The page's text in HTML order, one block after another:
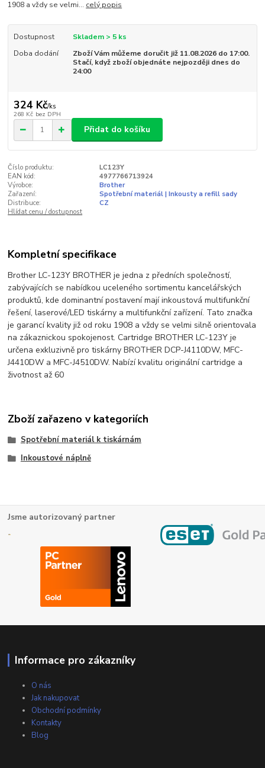
1908 a vždy se velmi... celý popis
Dostupnost
Skladem > 5 ks
Doba dodání
Zboží Vám můžeme doručit již 11.08.2026 do 17:00.
Stačí, když zboží objednáte nejpozději dnes do
24:00
324 Kč/ks
268 Kč bez DPH
Přidat do košíku
Číslo produktu:
LC123Y
EAN kód:
4977766713924
Výrobce:
Brother
Zařazení:
Spotřební materiál | Inkousty a refill sady
Distribuce:
CZ
Hlídat cenu / dostupnost
Kompletní specifikace
Brother LC-123Y BROTHER je jedna z předních společností,
zabývajících se nabídkou uceleného sortimentu kancelářských
produktů, kde dominantní postavení mají inkoustová multifunkční
řešení, laserové/LED tiskárny a multifunkční zařízení. Tato značka
je garancí kvality již od roku 1908 a vždy se velmi silně orientovala
na zákaznickou spokojenost. Cartridge BROTHER LC-123Y je
určena exkluzivně pro tiskárny BROTHER DCP-J4110DW, MFC-
J4410DW a MFC-J4510DW. Nabízí kvalitu originální cartridge a
životnost až 60
Zboží zařazeno v kategoriích
Spotřební materiál k tiskárnám
Inkoustové náplně
Jsme autorizovaný partner
Informace pro zákazníky
O nás
Jak nakupovat
Obchodní podmínky
Kontakty
Blog